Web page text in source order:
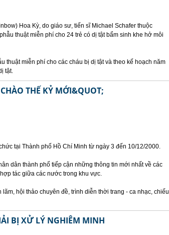
Hoa Kỳ, do giáo sư, tiến sĩ Michael Schafer thuộc
thuật miễn phí cho 24 trẻ có dị tật bẩm sinh khe hở môi
thuật miễn phí cho các cháu bị dị tật và theo kế hoạch năm
tật.
THẾ KỶ MỚI&QUOT;
tại Thành phố Hồ Chí Minh từ ngày 3 đến 10/12/2000.
dân thành phố tiếp cận những thông tin mới nhất về các
tác giữa các nước trong khu vực.
hội thảo chuyên đề, trình diễn thời trang - ca nhạc, chiếu
BỊ XỬ LÝ NGHIÊM MINH